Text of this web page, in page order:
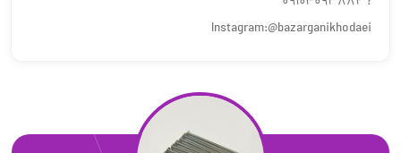
Instagram:@bazarganikhodaei